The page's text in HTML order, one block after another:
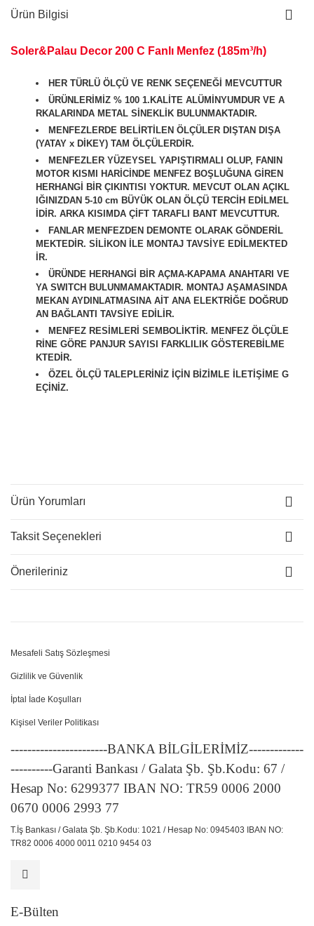
Ürün Bilgisi
Soler&Palau Decor 200 C Fanlı Menfez (185m³/h)
HER TÜRLÜ ÖLÇÜ VE RENK SEÇENEĞİ MEVCUTTUR
ÜRÜNLERİMİZ % 100 1.KALİTE ALÜMİNYUMDUR VE A
RKALARINDA METAL SİNEKLİK BULUNMAKTADIR.
MENFEZLERDE BELİRTİLEN ÖLÇÜLER DIŞTAN DIŞA
(YATAY x DİKEY) TAM ÖLÇÜLERDİR.
MENFEZLER YÜZEYSEL YAPIŞTIRMALI OLUP, FANIN
MOTOR KISMI HARİCİNDE MENFEZ BOŞLUĞUNA GİREN
HERHANGİ BİR ÇIKINTISI YOKTUR. MEVCUT OLAN AÇIKL
IĞINIZDAN 5-10 cm BÜYÜK OLAN ÖLÇÜ TERCİH EDİLMEL
İDİR. ARKA KISIMDA ÇİFT TARAFLI BANT MEVCUTTUR.
FANLAR MENFEZDEN DEMONTE OLARAK GÖNDERİL
MEKTEDİR. SİLİKON İLE MONTAJ TAVSİYE EDİLMEKTED
İR.
ÜRÜNDE HERHANGİ BİR AÇMA-KAPAMA ANAHTARI VE
YA SWITCH BULUNMAMAKTADIR. MONTAJ AŞAMASINDA
MEKAN AYDINLATMASINA AİT ANA ELEKTRİĞE DOĞRUD
AN BAĞLANTI TAVSİYE EDİLİR.
M ENFEZ RESİMLERİ SEMBOLİKTİR. MENFEZ ÖLÇÜLE
RİNE GÖRE PANJUR SAYISI FARKLILIK GÖSTEREBİLME
KTEDİR.
ÖZEL ÖLÇÜ TALEPLERİNİZ İÇİN BİZİMLE İLETİŞİME G
EÇİNİZ.
Ürün Yorumları
Taksit Seçenekleri
Önerileriniz
Mesafeli Satış Sözleşmesi
Gizlilik ve Güvenlik
İptal İade Koşulları
Kişisel Veriler Politikası
-----------------------BANKA BİLGİLERİMİZ-------------
----------Garanti Bankası / Galata Şb. Şb.Kodu: 67 /
Hesap No: 6299377 IBAN NO: TR59 0006 2000
0670 0006 2993 77
T.İş Bankası / Galata Şb. Şb.Kodu: 1021 / Hesap No: 0945403 IBAN NO:
TR82 0006 4000 0011 0210 9454 03
E-Bülten